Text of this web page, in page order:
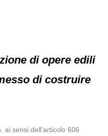
di opere edili
di costruire
ai sensi dell’articolo 606